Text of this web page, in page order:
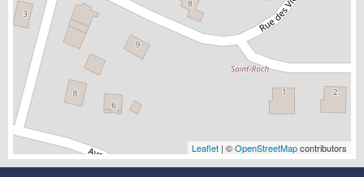
Leaflet | ©OpenStreetMapcontributors